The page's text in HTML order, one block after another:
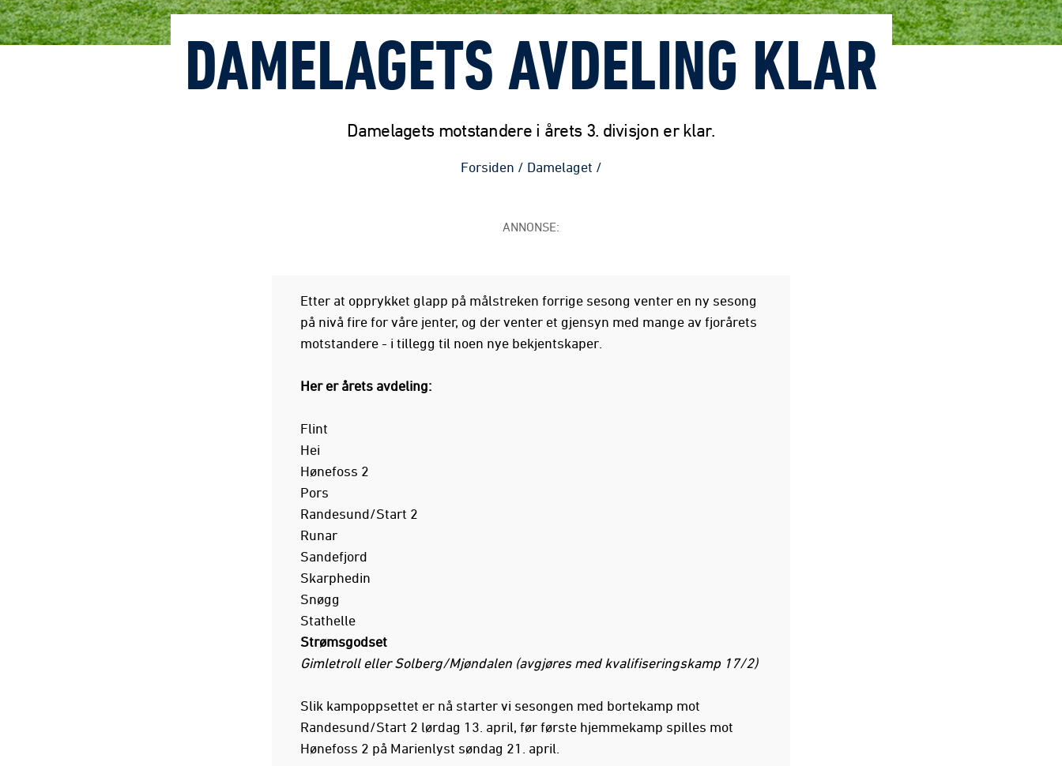
DAMELAGETS AVDELING KLAR
Damelagets motstandere i årets 3. divisjon er klar.
Forsiden / Damelaget /
ANNONSE:
Etter at opprykket glapp på målstreken forrige sesong venter en ny sesong
på nivå fire for våre jenter, og der venter et gjensyn med mange av fjorårets
motstandere - i tillegg til noen nye bekjentskaper.
Her er årets avdeling:
Flint
Hei
Hønefoss 2
Pors
Randesund/Start 2
Runar
Sandefjord
Skarphedin
Snøgg
Stathelle
Strømsgodset
Gimletroll eller Solberg/Mjøndalen (avgjøres med kvalifiseringskamp 17/2)
Slik kampoppsettet er nå starter vi sesongen med bortekamp mot
Randesund/Start 2 lørdag 13. april, før første hjemmekamp spilles mot
Hønefoss 2 på Marienlyst søndag 21. april.